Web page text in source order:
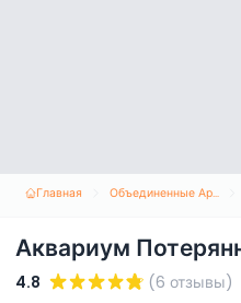
Главная Объединенные Арабские Эмираты
Аквариум
4.8
(6 отзывы)